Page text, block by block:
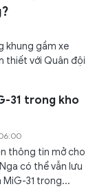
khung gầm xe
thiết với Quân đội
31 trong kho
thông tin mở cho
có thể vẫn lưu
MiG-31 trong...